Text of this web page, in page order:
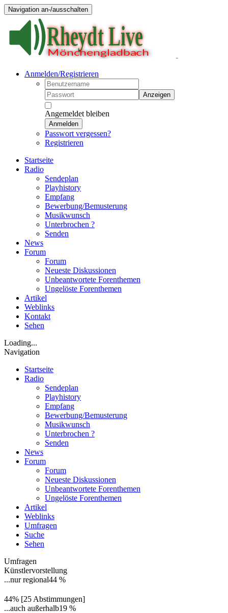
Navigation an-/ausschalten
Anmelden/Registrieren
Anzeigen
Angemeldet bleiben
Anmelden
Passwort vergessen?
Registrieren
Startseite
Radio
Sendeplan
Playhistory
Empfang
Bewerbung/Bemusterung
Musikwunsch
Unterbrochen ?
Senden
News
Forum
Forum
Neueste Diskussionen
Unbeantwortete Forenthemen
Ungelöste Forenthemen
Artikel
Weblinks
Kontakt
Sehen
Loading...
Navigation
Startseite
Radio
Sendeplan
Playhistory
Empfang
Bewerbung/Bemusterung
Musikwunsch
Unterbrochen ?
Senden
News
Forum
Forum
Neueste Diskussionen
Unbeantwortete Forenthemen
Ungelöste Forenthemen
Artikel
Weblinks
Umfragen
Suche
Sehen
Umfragen
Künstlervorstellung
...nur regional44 %
44% [25 Abstimmungen]
...auch außerhalb19 %